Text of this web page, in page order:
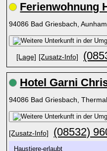
Ferienwohnung
94086 Bad Griesbach,
[Lage] [Zusatz-Info]
Hotel Garni
94086 Bad Griesbach,
[Zusatz-Info] (08532)
Haustiere-erlaubt